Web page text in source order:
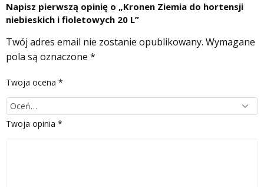
Napisz pierwszą opinię o „Kronen Ziemia do hortensji
niebieskich i fioletowych 20 L”
Twój adres email nie zostanie opublikowany. Wymagane
pola są oznaczone *
Twoja ocena *
Twoja opinia *